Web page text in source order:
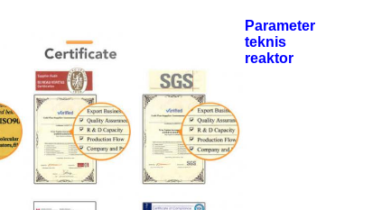
Parameter
teknis
reaktor